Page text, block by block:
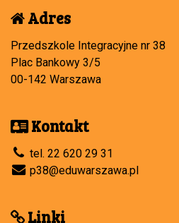
Adres
Przedszkole Integracyjne nr 38
Plac Bankowy 3/5
00-142 Warszawa
Kontakt
tel. 22 620 29 31
p38@eduwarszawa.pl
Linki